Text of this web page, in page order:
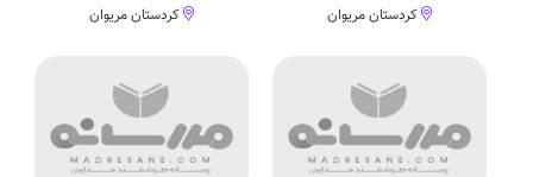
کردستان مریوان
کردستان مریوان